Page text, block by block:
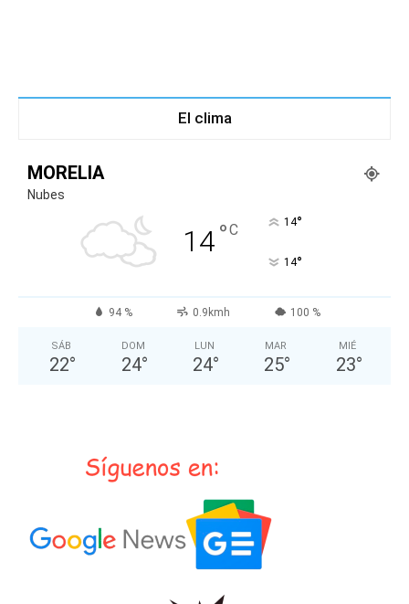
El clima
MORELIA
Nubes
14°C 14°
14°
94 % 0.9kmh 100 %
SÁB
22°
DOM
24°
LUN
24°
MAR
25°
MIÉ
23°